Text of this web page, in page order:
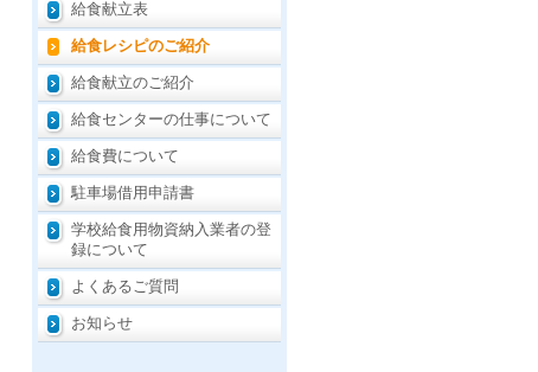
給食献立表
給食レシピのご紹介
給食献立のご紹介
給食センターの仕事について
給食費について
駐車場借用申請書
学校給食用物資納入業者の登
録について
よくあるご質問
お知らせ